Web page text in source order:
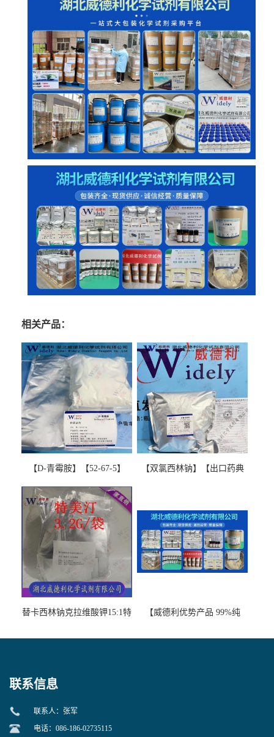
相关产品：
【D-青霉胺】【52-67-5】
图谱检测方法现货供应咨询
张军52-67-5
【双氯西林钠】【出口药典
替卡西林钠克拉维酸钾15:1特
【威德利优势产品 99%纯
联系信息
联系人：张军
电话：086-186-02735115